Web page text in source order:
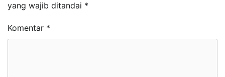
yang wajib ditandai *
Komentar *